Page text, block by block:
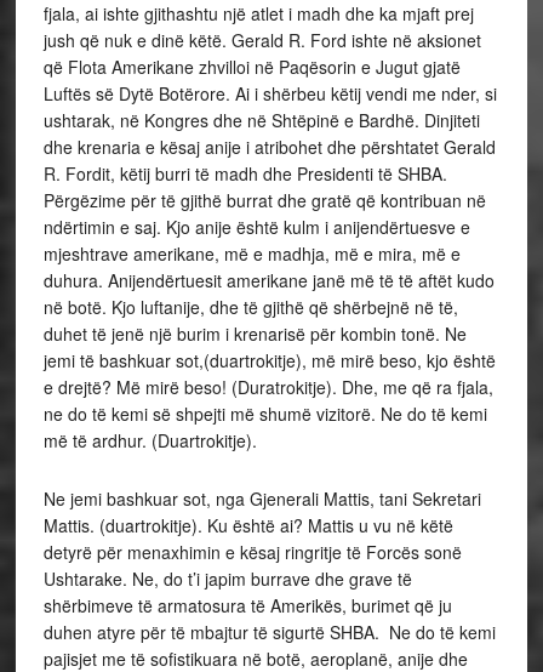
fjala, ai ishte gjithashtu një atlet i madh dhe ka mjaft prej
jush që nuk e dinë këtë. Gerald R. Ford ishte në aksionet
që Flota Amerikane zhvilloi në Paqësorin e Jugut gjatë
Luftës së Dytë Botërore. Ai i shërbeu këtij vendi me nder, si
ushtarak, në Kongres dhe në Shtëpinë e Bardhë. Dinjiteti
dhe krenaria e kësaj anije i atribohet dhe përshtatet Gerald
R. Fordit, këtij burri të madh dhe Presidenti të SHBA.
Përgëzime për të gjithë burrat dhe gratë që kontribuan në
ndërtimin e saj. Kjo anije është kulm i anijendërtuesve e
mjeshtrave amerikane, më e madhja, më e mira, më e
duhura. Anijendërtuesit amerikane janë më të të aftët kudo
në botë. Kjo luftanije, dhe të gjithë që shërbejnë në të,
duhet të jenë një burim i krenarisë për kombin tonë. Ne
jemi të bashkuar sot,(duartrokitje), më mirë beso, kjo është
e drejtë? Më mirë beso! (Duratrokitje). Dhe, me që ra fjala,
ne do të kemi së shpejti më shumë vizitorë. Ne do të kemi
më të ardhur. (Duartrokitje).
Ne jemi bashkuar sot, nga Gjenerali Mattis, tani Sekretari
Mattis. (duartrokitje). Ku është ai? Mattis u vu në këtë
detyrë për menaxhimin e kësaj ringritje të Forcës sonë
Ushtarake. Ne, do t’i japim burrave dhe grave të
shërbimeve të armatosura të Amerikës, burimet që ju
duhen atyre për të mbajtur të sigurtë SHBA. Ne do të kemi
pajisjet me të sofistikuara në botë, aeroplanë, anije dhe